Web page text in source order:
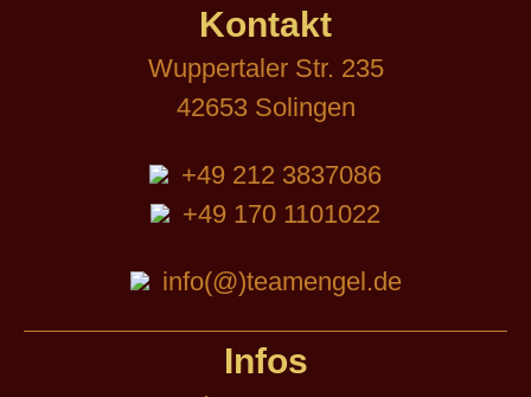
Kontakt
Wuppertaler Str. 235
42653 Solingen
+49 212 3837086
+49 170 1101022
info(@)teamengel.de
Infos